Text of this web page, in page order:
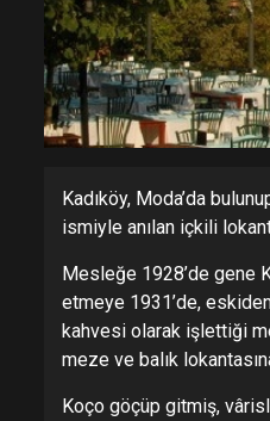
Kadıköy, Moda’da
ismiyle anılan içkili
Mesleğe 1928’de gene
etmeye 1931’de,
kahvesi olarak işlettiği
meze ve balık
Koço göçüp gitmiş,